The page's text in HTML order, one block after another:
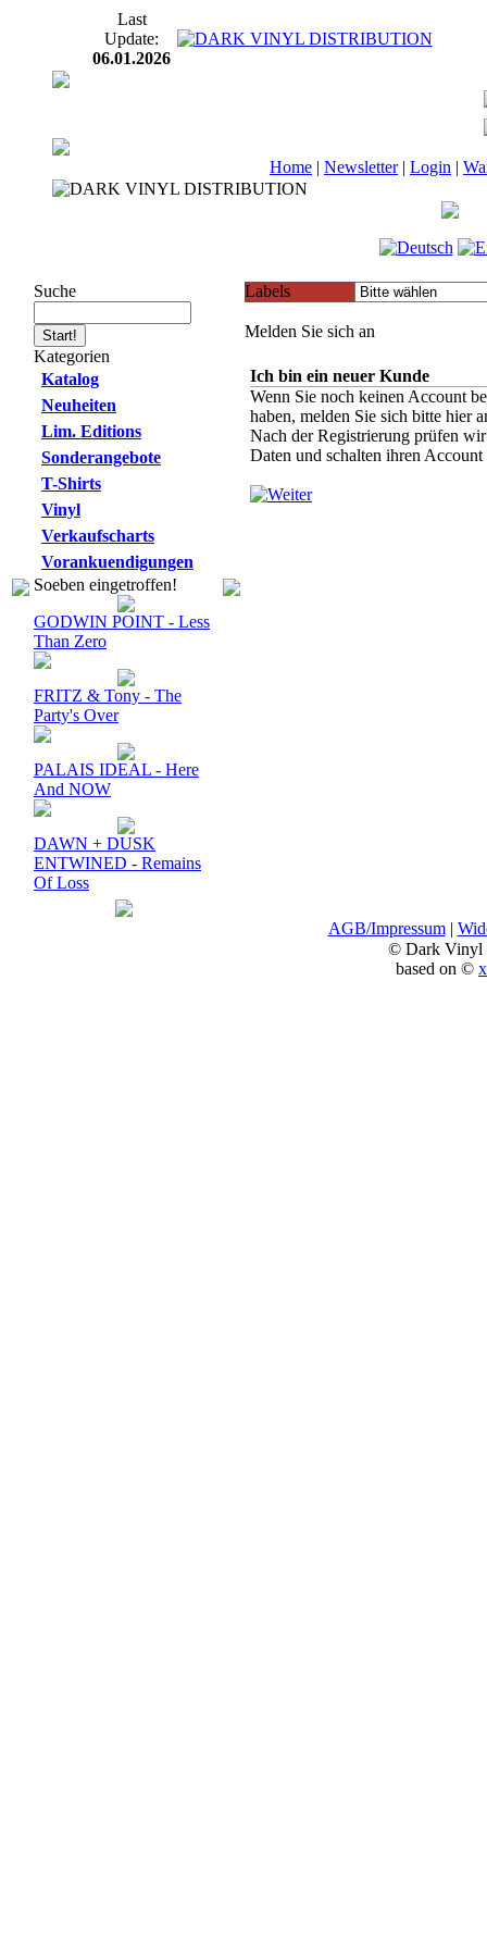
Last
Update:
06.01.2026
Home | Newsletter| Login |
Suche
Kategorien
Katalog
Neuheiten
Lim. Editions
Sonderangebote
T-Shirts
Vinyl
Verkaufscharts
Vorankuendigungen
Soeben eingetroffen!
GODWIN POINT - Less
Than Zero
FRITZ & Tony - The
Party's Over
PALAIS IDEAL - Here
And NOW
DAWN + DUSK
ENTWINED - Remains
Of Loss
Labels
Melden Sie sich an
Ich bin ein neuer Kunde
Wenn Sie noch keinen Account
haben, melden Sie sich bitte hier
Nach der Registrierung prüfen
Daten und schalten ihren
AGB/Impressum|
© Dark Vinyl
based on ©